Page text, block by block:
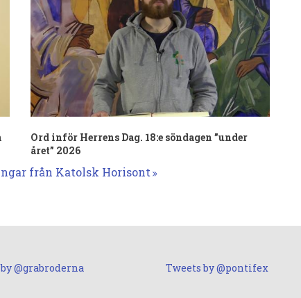
Ord inför Herrens Dag. 18:e söndagen ”under
året” 2026
från Katolsk Horisont
@grabroderna Tweets by @pontifex